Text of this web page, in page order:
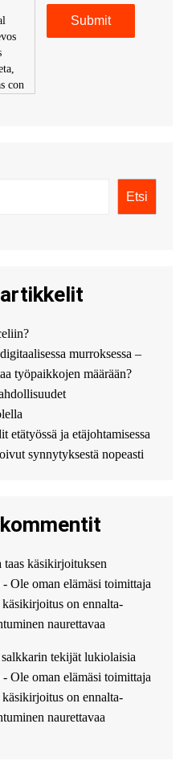
con
👏
Etsi
murroksessa –
työpaikkojen määrään?
etätyössä ja etäjohtamisessa
synnytyksestä nopeasti
käsikirjoituksen
Ole oman elämäsi toimittaja
on ennalta-
naurettavaa
tekijät lukiolaisia
Ole oman elämäsi toimittaja
on ennalta-
naurettavaa